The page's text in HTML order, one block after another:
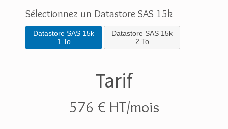
Sélectionnez un Datastore SAS 15k
Datastore SAS 15k
1 To
Datastore SAS 15k
2 To
Tarif
576 € HT/mois